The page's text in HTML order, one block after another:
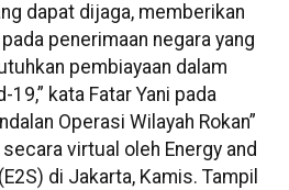
dapat dijaga, memberikan
penerimaan negara yang
pembiayaan dalam
kata Fatar Yani pada
Operasi Wilayah Rokan”
virtual oleh Energy and
di Jakarta, Kamis. Tampil